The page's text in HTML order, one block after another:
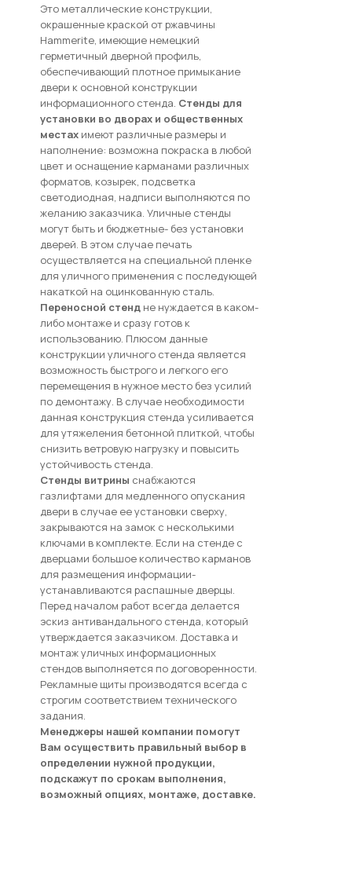
Это металлические конструкции,
окрашенные краской от ржавчины
Hammerite, имеющие немецкий
герметичный дверной профиль,
обеспечивающий плотное примыкание
двери к основной конструкции
информационного стенда. Стенды для
установки во дворах и общественных
местах имеют различные размеры и
наполнение: возможна покраска в любой
цвет и оснащение карманами различных
форматов, козырек, подсветка
светодиодная, надписи выполняются по
желанию заказчика. Уличные стенды
могут быть и бюджетные- без установки
дверей. В этом случае печать
осуществляется на специальной пленке
для уличного применения с последующей
накаткой на оцинкованную сталь.
Переносной стенд не нуждается в каком-
либо монтаже и сразу готов к
использованию. Плюсом данные
конструкции уличного стенда является
возможность быстрого и легкого его
перемещения в нужное место без усилий
по демонтажу. В случае необходимости
данная конструкция стенда усиливается
для утяжеления бетонной плиткой, чтобы
снизить ветровую нагрузку и повысить
устойчивость стенда.
Стенды витрины снабжаются
газлифтами для медленного опускания
двери в случае ее установки сверху,
закрываются на замок с несколькими
ключами в комплекте. Если на стенде с
дверцами большое количество карманов
для размещения информации-
устанавливаются распашные дверцы.
Перед началом работ всегда делается
эскиз антивандального стенда, который
утверждается заказчиком. Доставка и
монтаж уличных информационных
стендов выполняется по договоренности.
Рекламные щиты производятся всегда с
строгим соответствием технического
задания.
Менеджеры нашей компании помогут
Вам осуществить правильный выбор в
определении нужной продукции,
подскажут по срокам выполнения,
возможный опциях, монтаже, доставке.